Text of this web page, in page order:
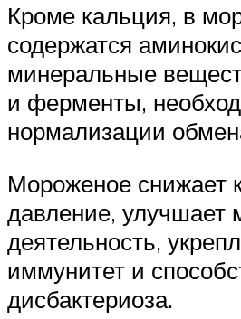
Кроме кальция, в
содержатся
минеральные
и ферменты,
нормализации
Мороженое снижает
давление, улучшает
деятельность,
иммунитет и
дисбактериоза.